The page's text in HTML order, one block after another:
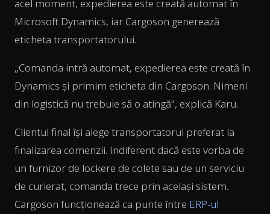
acel moment, expedierea este creată automat în
Microsoft Dynamics, iar Cargoson generează
eticheta transportatorului.
„Comanda intră automat, expedierea este creată în
Dynamics și primim eticheta din Cargoson. Nimeni
din logistică nu trebuie să o atingă", explică Karu.
Clientul final își alege transportatorul preferat la
finalizarea comenzii. Indiferent dacă este vorba de
un furnizor de lockere de colete sau de un serviciu
de curierat, comanda trece prin același sistem.
Cargoson funcționează ca punte între ERP-ul